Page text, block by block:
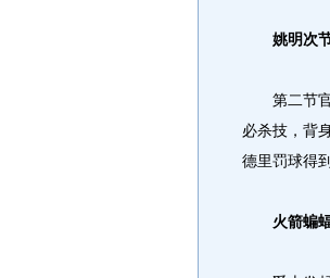
姚明次
第二节官
必杀技，背
德里罚球得
火箭蝙